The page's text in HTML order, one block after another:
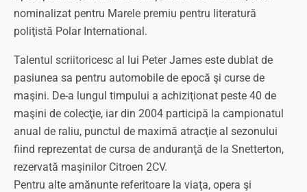
nominalizat pentru Marele premiu pentru literatură
poliţistă Polar International.
Talentul scriitoricesc al lui Peter James este dublat de
pasiunea sa pentru automobile de epocă şi curse de
maşini. De-a lungul timpului a achiziţionat peste 40 de
maşini de colecţie, iar din 2004 participă la campionatul
anual de raliu, punctul de maximă atracţie al sezonului
fiind reprezentat de cursa de anduranţă de la Snetterton,
rezervată maşinilor Citroen 2CV.
Pentru alte amănunte referitoare la viaţa, opera şi